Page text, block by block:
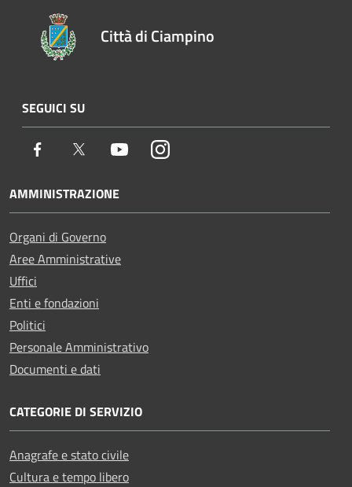
Città di Ciampino
SEGUICI SU
Facebook Twitter YoutubeInstagram
AMMINISTRAZIONE
Organi di Governo
Aree Amministrative
Uffici
Enti e fondazioni
Politici
Personale Amministrativo
Documenti e dati
CATEGORIE DI SERVIZIO
Anagrafe e stato civile
Cultura e tempo libero